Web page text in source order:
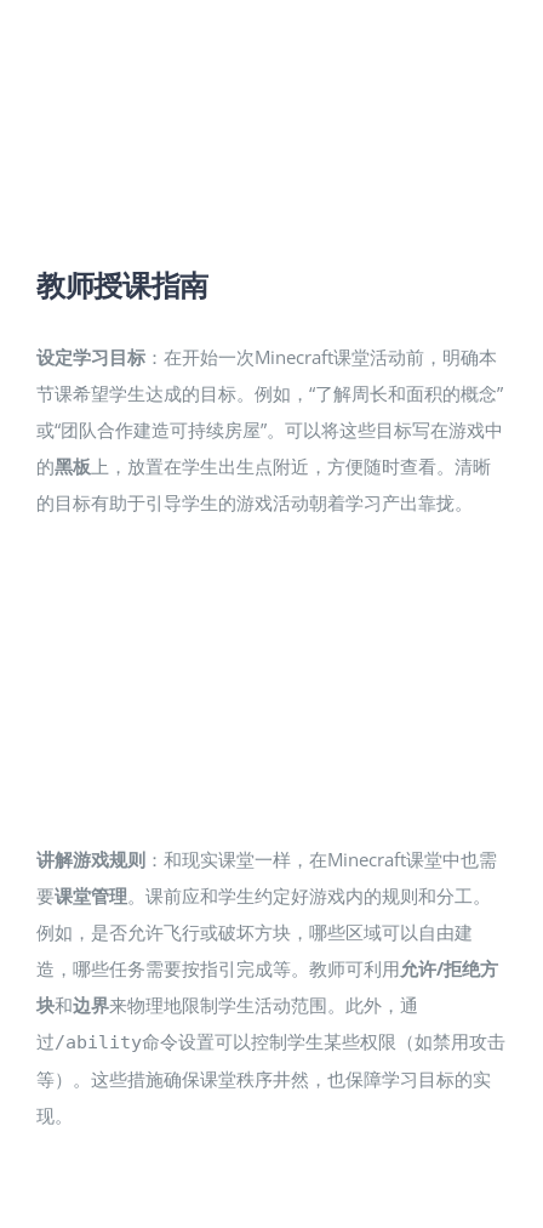
教师授课指南
设定学习目标：在开始一次Minecraft课堂活动前，明确本
节课希望学生达成的目标。例如，“了解周长和面积的概念”
或“团队合作建造可持续房屋”。可以将这些目标写在游戏中
的黑板 上，放置在学生出生点附近，方便随时查看​。清晰
的目标有助于引导学生的游戏活动朝着学习产出靠拢。
讲解游戏规则：和现实课堂一样，在Minecraft课堂中也需
要课堂管理。课前应和学生约定好游戏内的规则和分工。
例如，是否允许飞行或破坏方块，哪些区域可以自由建
造，哪些任务需要按指引完成等。教师可利用允许/拒绝方
块和边界来物理地限制学生活动范围​。此外，通
过/ability命令设置可以控制学生某些权限（如禁用攻击
等）​。这些措施确保课堂秩序井然，也保障学习目标的实
现。